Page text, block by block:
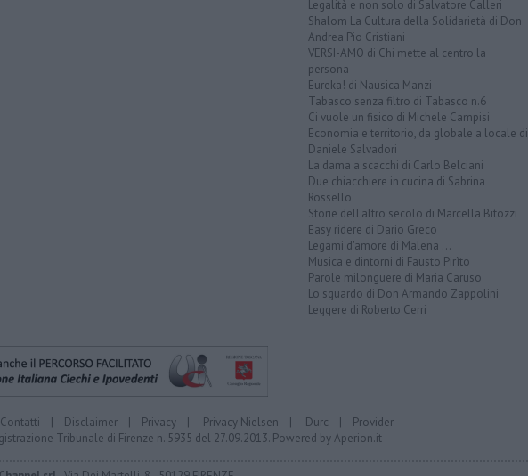
Legalità e non solo di Salvatore Calleri
Shalom La Cultura della Solidarietà di Don
Andrea Pio Cristiani
VERSI-AMO di Chi mette al centro la
persona
Eureka! di Nausica Manzi
Tabasco senza filtro di Tabasco n.6
Ci vuole un fisico di Michele Campisi
Economia e territorio, da globale a locale di
Daniele Salvadori
La dama a scacchi di Carlo Belciani
Due chiacchiere in cucina di Sabrina
Rossello
Storie dell'altro secolo di Marcella Bitozzi
Easy ridere di Dario Greco
Legami d'amore di Malena ...
Musica e dintorni di Fausto Pirìto
Parole milonguere di Maria Caruso
Lo sguardo di Don Armando Zappolini
Leggere di Roberto Cerri
Contatti | Disclaimer | Privacy | Privacy Nielsen | Durc | Provider
Tribunale di Firenze n. 5935 del 27.09.2013. Powered byAperion.it